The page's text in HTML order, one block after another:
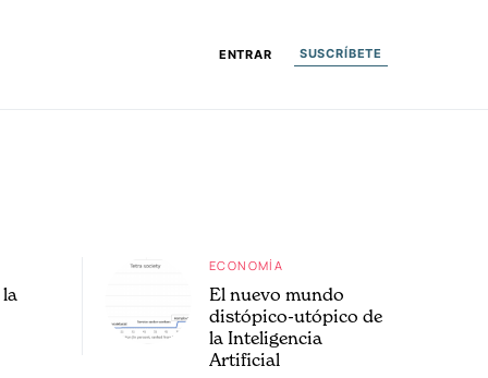
ENTRAR SUSCRÍBETE
ECONOMÍA
El nuevo mundo
distópico-utópico de
la Inteligencia
Artificial